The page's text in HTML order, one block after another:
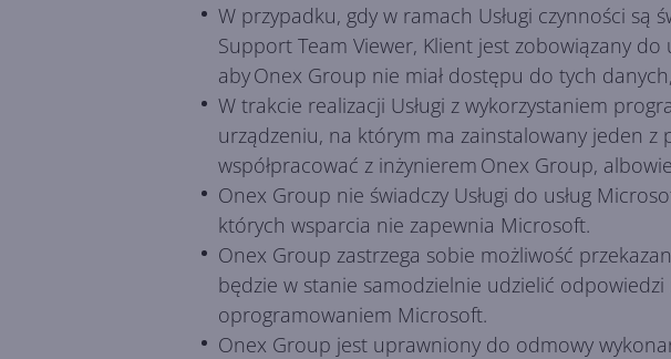
W przypadku, gdy w ramach Usługi czynności
Support Team Viewer, Klient jest zobowiązany
aby Onex Group nie miał dostępu do tych
W trakcie realizacji Usługi z wykorzystaniem
urządzeniu, na którym ma zainstalowany jeden
współpracować z inżynierem Onex Group,
Onex Group nie świadczy Usługi do usług
których wsparcia nie zapewnia Microsoft.
Onex Group zastrzega sobie możliwość
będzie w stanie samodzielnie udzielić
oprogramowaniem Microsoft.
Onex Group jest uprawniony do odmowy